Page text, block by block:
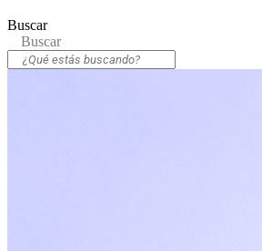
Buscar
Buscar